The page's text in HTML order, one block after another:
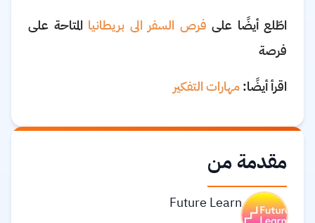
اطّلع أيضًا على فرص السفر الى بريطانيا المتاحة على
فرصة
اقرأ أيضًا:مهارات التفكير
مقدمة من
Future Learn